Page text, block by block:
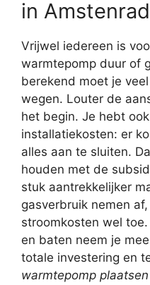
in
Vrijwel iedereen is
warmtepomp duur of
berekend moet je
wegen. Louter de
het begin. Je hebt
installatiekosten: er
alles aan te sluiten.
houden met de
stuk aantrekkelijker
gasverbruik nemen
stroomkosten wel
en baten neem je
totale investering en
warmtepomp